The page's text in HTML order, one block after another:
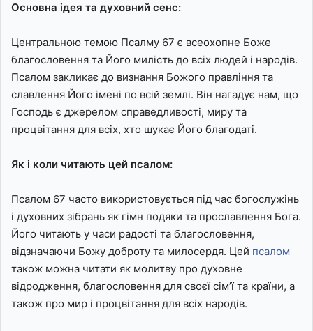
Основна ідея та духовний сенс:
Центральною темою Псалму 67 є всеохопне Боже
благословення та Його милість до всіх людей і народів.
Псалом закликає до визнання Божого правління та
славлення Його імені по всій землі. Він нагадує нам, що
Господь є джерелом справедливості, миру та
процвітання для всіх, хто шукає Його благодаті.
Як і коли читають цей псалом:
Псалом 67 часто використовується під час богослужінь
і духовних зібрань як гімн подяки та прославлення Бога.
Його читають у часи радості та благословення,
відзначаючи Божу доброту та милосердя. Цей псалом
також можна читати як молитву про духовне
відродження, благословення для своєї сім’ї та країни, а
також про мир і процвітання для всіх народів.